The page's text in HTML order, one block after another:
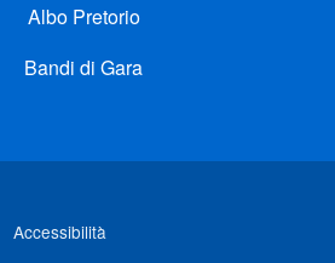
Albo Pretorio
Bandi di Gara
Accessibilità